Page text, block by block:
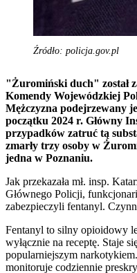
Źródło: policja.gov.pl
"Żuromiński duch" został
Komendy Wojewódzkiej
Mężczyzna podejrzewany
początku 2024 r. Główny
przypadków zatruć tą
zmarły trzy osoby w
jedna w Poznaniu.
Jak przekazała mł. insp.
Głównego Policji,
zabezpieczyli fentanyl.
Fentanyl to silny opioidowy
wyłącznie na receptę. Staje
popularniejszym
monitoruje codziennie